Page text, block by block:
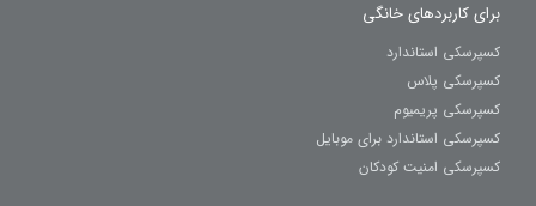
برای کاربردهای خانگی
کسپرسکی استاندارد
کسپرسکی پلاس
کسپرسکی پریمیوم
کسپرسکی استاندارد برای موبایل
کسپرسکی امنیت کودکان